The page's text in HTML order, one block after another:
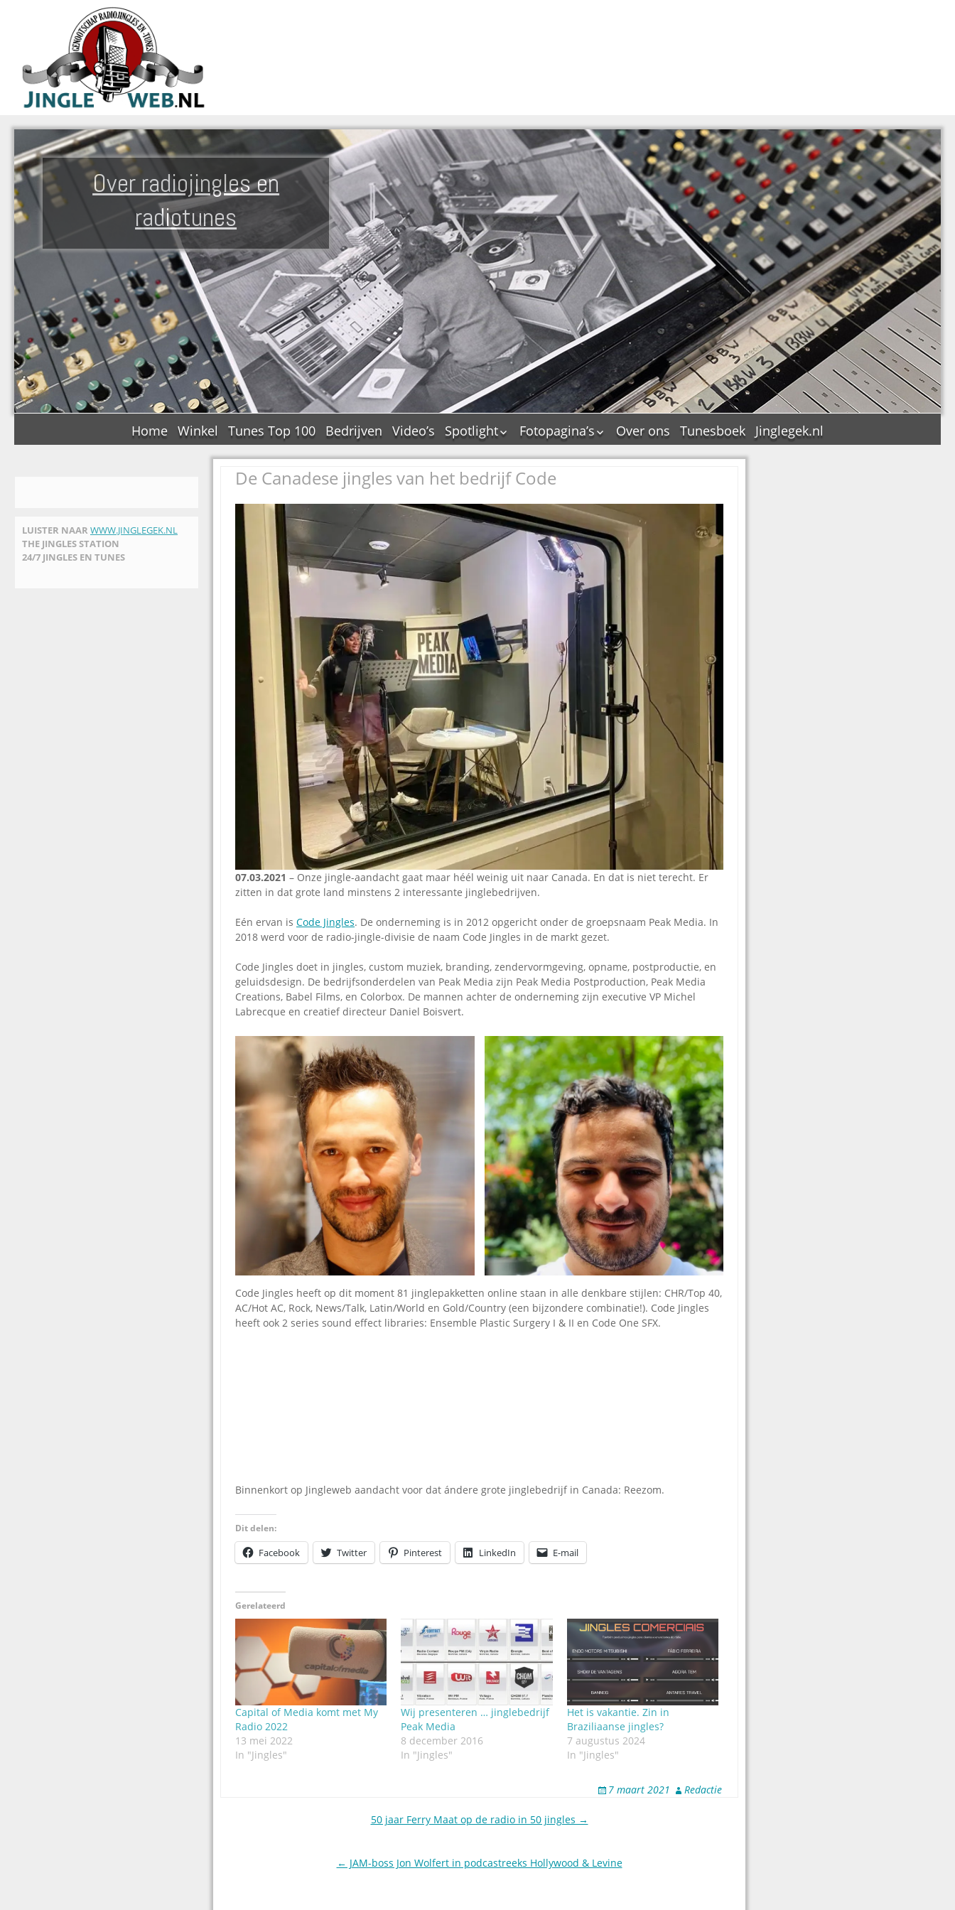
Over radiojingles en
radiotunes
Home Winkel Tunes Top 100 Bedrijven Video’s
Spotlight
De Tourflitsjingle –
wie zijn de makers?
Jingledemo’s en hun
tags
Dallas jingle city
De Tourtune
Ferry Maat 65
Ferry Maat interview
Jingle NIEUW
Omroepbanden
Stoomfluit Klaas
Vaak
jinglecassette
Fotopagina’s
JAM in pictures
PAMS in pictures
Pepper & Tanner in
pictures
Top Format in
pictures
Dik Voormekaar in
Over ons Tunesboek Jinglegek.nl
LUISTER NAAR WWW.JINGLEGEK.NL
THE JINGLES STATION
24/7 JINGLES EN TUNES
De Canadese jingles van het bedrijf Code
07.03.2021 – Onze jingle-aandacht gaat maar héél weinig uit naar Canada. En dat is niet terecht. Er
zitten in dat grote land minstens 2 interessante jinglebedrijven.
Eén ervan is Code Jingles. De onderneming is in 2012 opgericht onder de groepsnaam Peak Media. In
2018 werd voor de radio-jingle-divisie de naam Code Jingles in de markt gezet.
Code Jingles doet in jingles, custom muziek, branding, zendervormgeving, opname, postproductie, en
geluidsdesign. De bedrijfsonderdelen van Peak Media zijn Peak Media Postproduction, Peak Media
Creations, Babel Films, en Colorbox. De mannen achter de onderneming zijn executive VP Michel
Labrecque en creatief directeur Daniel Boisvert.
Code Jingles heeft op dit moment 81 jinglepakketten online staan in alle denkbare stijlen: CHR/Top 40,
AC/Hot AC, Rock, News/Talk, Latin/World en Gold/Country (een bijzondere combinatie!). Code Jingles
heeft ook 2 series sound effect libraries: Ensemble Plastic Surgery I & II en Code One SFX.
Binnenkort op Jingleweb aandacht voor dat ándere grote jinglebedrijf in Canada: Reezom.
Dit delen:
Facebook Twitter Pinterest LinkedIn E-mail
Gerelateerd
Capital of Media komt met My
Radio 2022
13 mei 2022
In "Jingles"
Wij presenteren … jinglebedrijf
Peak Media
8 december 2016
In "Jingles"
Het is vakantie. Zin in
Braziliaanse jingles?
7 augustus 2024
In "Jingles"
7 maart 2021 Redactie
50 jaar Ferry Maat op de radio in 50 jingles →
← JAM-boss Jon Wolfert in podcastreeks Hollywood & Levine